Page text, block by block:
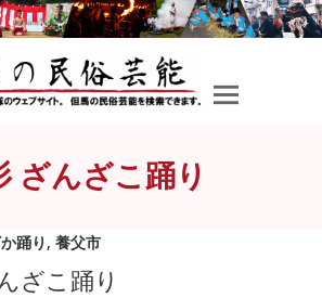
ざんざこ踊り
踊り , 養父市
ざこ踊り